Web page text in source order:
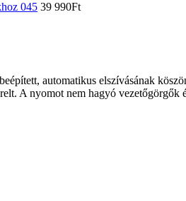
045 39 990Ft
automatikus elszívásának
A nyomot nem hagyó vezetőgörgők